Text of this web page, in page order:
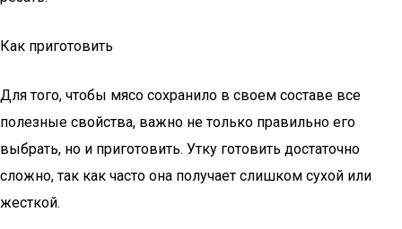
Как приготовить
Для того, чтобы мясо сохранило в своем составе все
полезные свойства, важно не только правильно его
выбрать, но и приготовить. Утку готовить достаточно
сложно, так как часто она получает слишком сухой или
жесткой.